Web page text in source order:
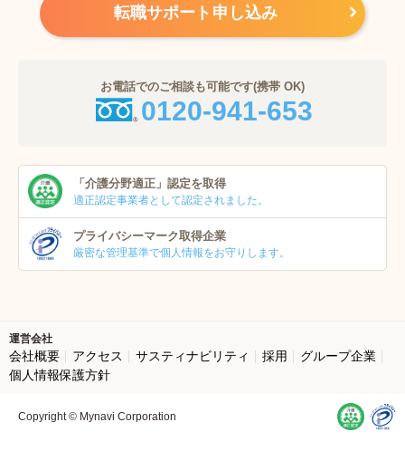
転職サポート申し込み
お電話でのご相談も可能です(携帯 OK)
0120-941-653
「介護分野適正」 認定を取得
適正認定事業者として認定されました。
プライバシーマーク取得企業
厳密な管理基準で個人情報をお守りします。
運営会社
会社概要 アクセス サスティナビリティ 採用
グループ企業
個人情報保護方針
Copyright © Mynavi Corporation